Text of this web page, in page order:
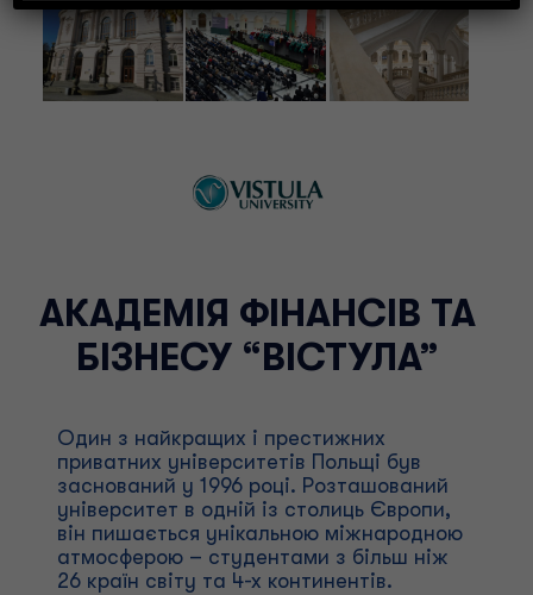
АКАДЕМІЯ ФІНАНСІВ ТА
БІЗНЕСУ “ВІСТУЛА”
Один з найкращих і престижних
приватних університетів Польщі був
заснований у 1996 році. Розташований
університет в одній із столиць Європи,
він пишається унікальною міжнародною
атмосферою – студентами з більш ніж
26 країн світу та 4-х континентів.